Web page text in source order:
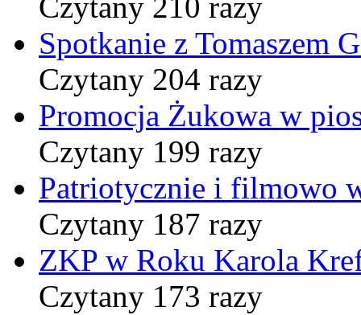
Czytany 210 razy
Spotkanie z Tomaszem
Czytany 204 razy
Promocja Żukowa w
Czytany 199 razy
Patriotycznie i filmowo
Czytany 187 razy
ZKP w Roku Karola
Czytany 173 razy